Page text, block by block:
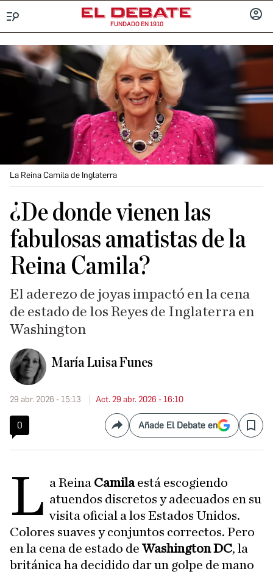
FUNDADO EN 1910
La Reina Camila de Inglaterra
¿De donde vienen las
fabulosas amatistas de la
Reina Camila?
El aderezo de joyas impactó en la cena
de estado de los Reyes de Inglaterra en
Washington
María Luisa Funes
29 abr. 2026 - 15:13 Act. 29 abr. 2026 - 16:10
0 CompartirAñade El Debate en Save
L a Reina Camilaestá escogiendo
atuendos discretos y adecuados en su
visita oficial a los Estados Unidos.
Colores suaves y conjuntos correctos. Pero
en la cena de estado de Washington DC, la
británica ha decidido dar un golpe de mano